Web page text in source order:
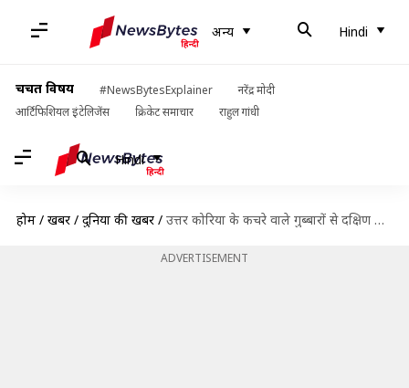
अन्य Hindi
चर्चित विषय #NewsBytesExplainer
नरेंद्र मोदी
आर्टिफिशियल इंटेलिजेंस
क्रिकेट समाचार राहुल गांधी
Hindi
होम / खबरें / दुनिया की खबरें / उत्तर कोरिया के कचरे वाले गुब्बारों से दक्षिण कोरिया परेशान, सियोल में हवाई अड्डा बंद
ADVERTISEMENT